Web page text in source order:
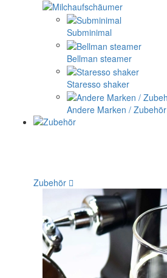
Subminimal
Bellman steamer
Staresso shaker
Andere Marken / Zubehör
Zubehör